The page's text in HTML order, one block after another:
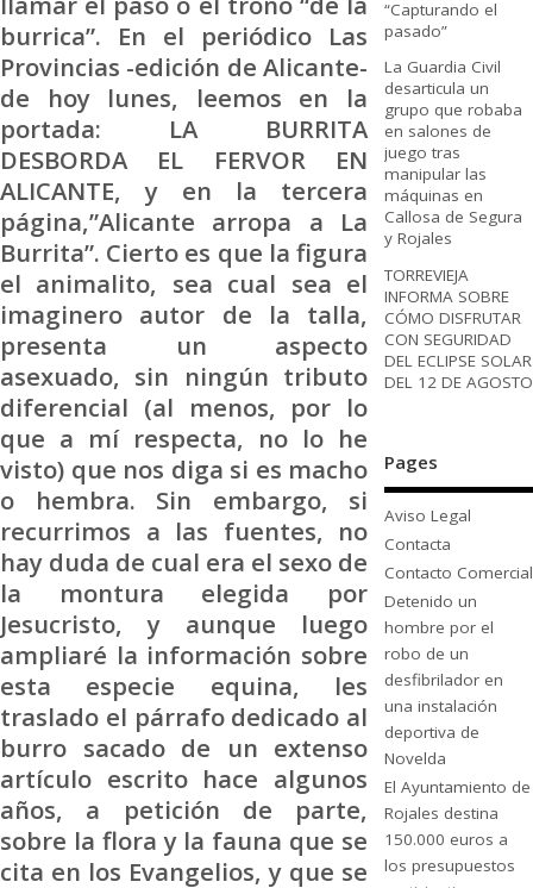
burrica”. En el periódico Las
Provincias -edición de Alicante-
de hoy lunes, leemos en la
portada: LA BURRITA
DESBORDA EL FERVOR EN
ALICANTE, y en la tercera
página,”Alicante arropa a La
Burrita”. Cierto es que la figura
el animalito, sea cual sea el
imaginero autor de la talla,
presenta un aspecto
asexuado, sin ningún tributo
diferencial (al menos, por lo
que a mí respecta, no lo he
visto) que nos diga si es macho
o hembra. Sin embargo, si
recurrimos a las fuentes, no
hay duda de cual era el sexo de
la montura elegida por
Jesucristo, y aunque luego
ampliaré la información sobre
esta especie equina, les
traslado el párrafo dedicado al
burro sacado de un extenso
artículo escrito hace algunos
años, a petición de parte,
sobre la flora y la fauna que se
cita en los Evangelios, y que se
“Capturando el
pasado”
La Guardia Civil
desarticula un
grupo que robaba
en salones de
juego tras
manipular las
máquinas en
Callosa de Segura
y Rojales
TORREVIEJA
INFORMA SOBRE
CÓMO DISFRUTAR
CON SEGURIDAD
DEL ECLIPSE SOLAR
DEL 12 DE AGOSTO
Pages
Aviso Legal
Contacta
Contacto Comercial
Detenido un
hombre por el
robo de un
desfibrilador en
una instalación
deportiva de
Novelda
El Ayuntamiento de
Rojales destina
150.000 euros a
los presupuestos